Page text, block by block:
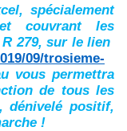
spécialement
couvrant les
279, sur le lien
09/trosieme-
vous permettra
de tous les
dénivelé positif,
!